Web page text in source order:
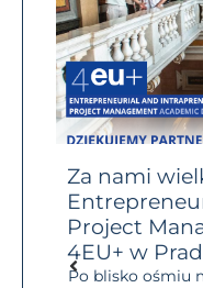
Za nami
Project
4EU+ w
Po blisko ośmiu